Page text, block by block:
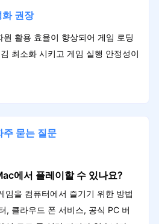
권장
활용 효율이 향상되어 게임 로딩
최소화 시키고 게임 실행 안정성이
주 묻는 질문
에서 플레이할 수 있나요?
임을 컴퓨터에서 즐기기 위한 방법
, 클라우드 폰 서비스, 공식 PC 버